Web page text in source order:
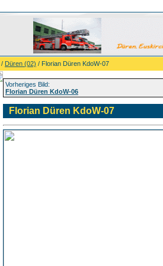
/ Düren (02) / Florian Düren KdoW-07
Vorheriges Bild:
Florian Düren KdoW-06
Florian Düren KdoW-07